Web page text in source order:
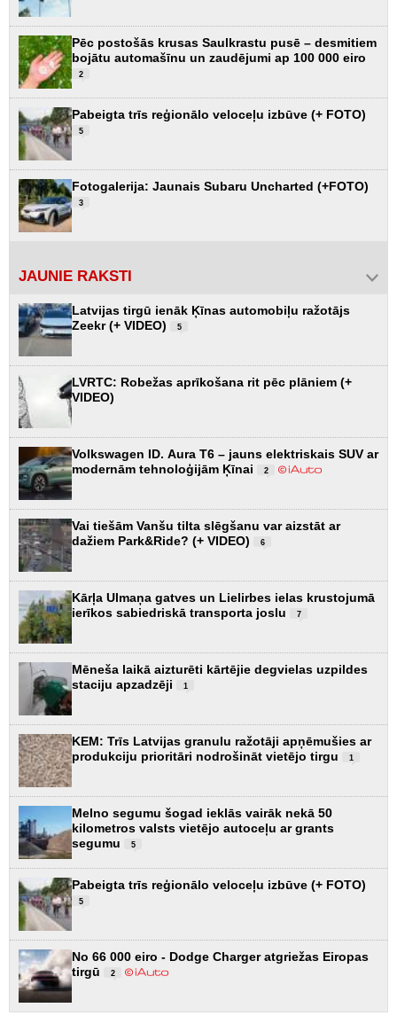
Pēc postošās krusas Saulkrastu pusē – desmitiem
bojātu automašīnu un zaudējumi ap 100 000 eiro
2
Pabeigta trīs reģionālo veloceļu izbūve (+ FOTO)
5
Fotogalerija: Jaunais Subaru Uncharted (+FOTO)
3
JAUNIE RAKSTI
Latvijas tirgū ienāk Ķīnas automobiļu ražotājs
Zeekr (+ VIDEO)
5
LVRTC: Robežas aprīkošana rit pēc plāniem (+
VIDEO)
Volkswagen ID. Aura T6 – jauns elektriskais SUV ar
modernām tehnoloģijām Ķīnai
2
Vai tiešām Vanšu tilta slēgšanu var aizstāt ar
dažiem Park&Ride? (+ VIDEO)
6
Kārļa Ulmaņa gatves un Lielirbes ielas krustojumā
ierīkos sabiedriskā transporta joslu
7
Mēneša laikā aizturēti kārtējie degvielas uzpildes
staciju apzadzēji
1
KEM: Trīs Latvijas granulu ražotāji apņēmušies ar
produkciju prioritāri nodrošināt vietējo tirgu
1
Melno segumu šogad ieklās vairāk nekā 50
kilometros valsts vietējo autoceļu ar grants
segumu
5
Pabeigta trīs reģionālo veloceļu izbūve (+ FOTO)
5
No 66 000 eiro - Dodge Charger atgriežas Eiropas
tirgū
2